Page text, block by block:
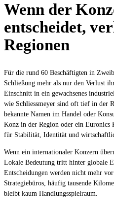
Wenn der
entscheidet,
Regionen
Für die rund 60 Beschäftigten in
Schließung mehr als nur den Verlust
Einschnitt in ein gewachsenes
wie Schliessmeyer sind oft tief in der
bekannte Namen im Handel oder
Konz in der Region oder ein Euronics
für Stabilität, Identität und
Wenn ein internationaler Konzern
Lokale Bedeutung tritt hinter globale
Entscheidungen werden nicht mehr
Strategiebüros, häufig tausende
bleibt kaum Handlungsspielraum.